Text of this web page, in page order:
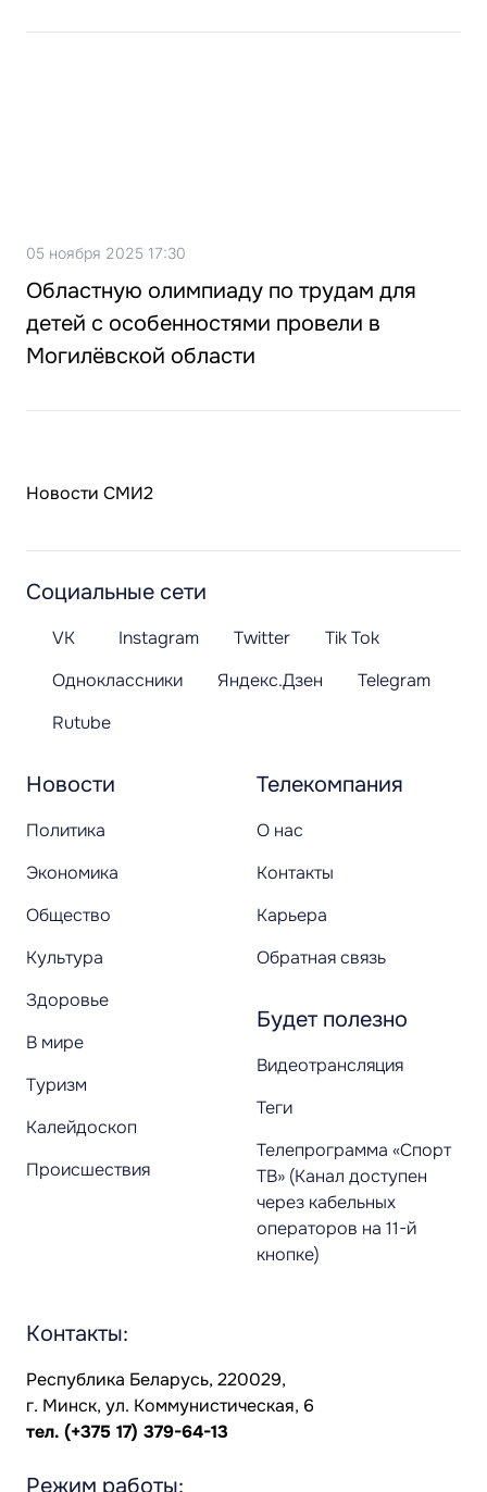
05 ноября 2025 17:30
Областную олимпиаду по трудам для
детей с особенностями провели в
Могилёвской области
Новости СМИ2
Новости
Политика
Экономика
Общество
Культура
Здоровье
В мире
Туризм
Калейдоскоп
Происшествия
Телекомпания
О нас
Контакты
Карьера
Обратная связь
Будет полезно
Видеотрансляция
Теги
Телепрограмма «Спорт
ТВ» (Канал доступен
через кабельных
операторов на 11-й
кнопке)
Социальные сети
VK Instagram Twitter
Tik Tok
Одноклассники
Яндекс.Дзен
Telegram
Rutube
Контакты:
Республика Беларусь, 220029,
г. Минск, ул. Коммунистическая, 6
тел. (+375 17) 379-64-13
Режим работы: